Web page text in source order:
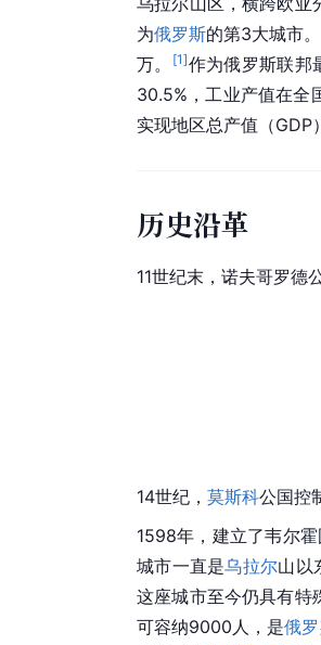
为俄罗斯的第3大城市
万。
[1]作为俄罗斯联邦
30.5%，工业产值在全
实现地区总产值（GDP
历史沿革
11世纪末， 诺夫哥罗德
14世纪， 莫斯科公国控
1598年，建立了韦尔
城市一直是乌拉尔山以
这座城市至今仍具有特
可容纳9000人，是俄